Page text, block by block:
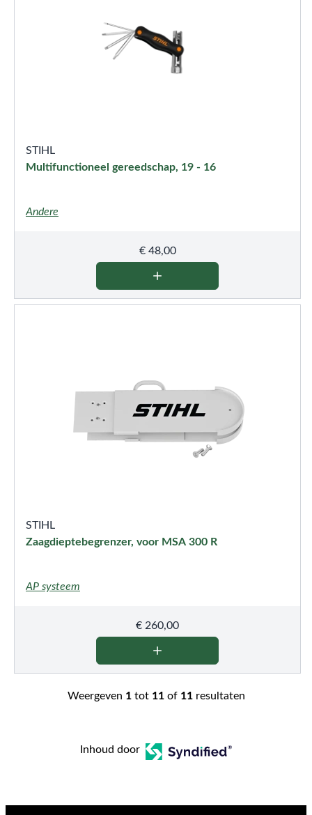
STIHL
Multifunctioneel gereedschap, 19 - 16
Andere
€48,00
STIHL
Zaagdieptebegrenzer, voor MSA 300 R
AP systeem
€ 260,00
Weergeven 1tot 11of 11resultaten
Inhoud door